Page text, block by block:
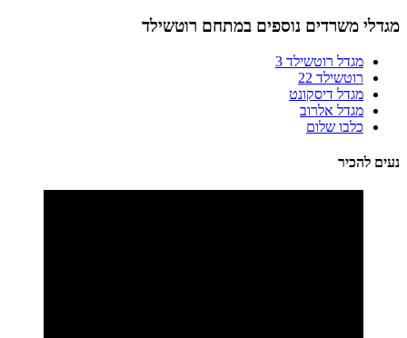
מגדלי משרדים נוספים במתחם רוטשילד
מגדל רוטשילד 3
רוטשילד 22
מגדל דיסקונט
מגדל אלרוב
כלבו שלום
נעים להכיר